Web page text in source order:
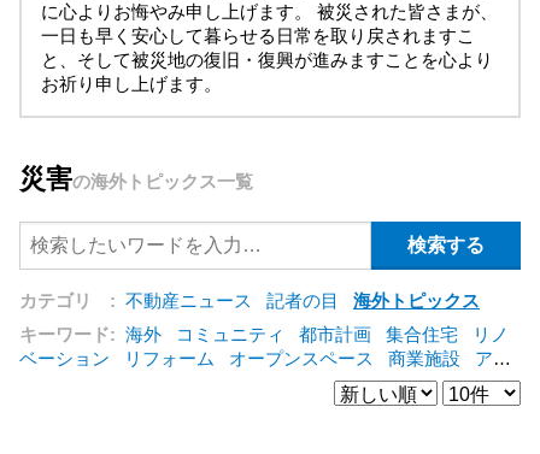
に心よりお悔やみ申し上げます。 被災された皆さまが、
一日も早く安心して暮らせる日常を取り戻されますこ
と、そして被災地の復旧・復興が進みますことを心より
お祈り申し上げます。
災害の海外トピックス一覧
カテゴリ : 不動産ニュース 記者の目
海外トピックス
キーワード: 海外 コミュニティ 都市計画 集合住宅
リノ
ベーション
リフォーム オープンスペース 商業施設
アパ
エネルギー
新型コロ
コンバージョン
都市再生